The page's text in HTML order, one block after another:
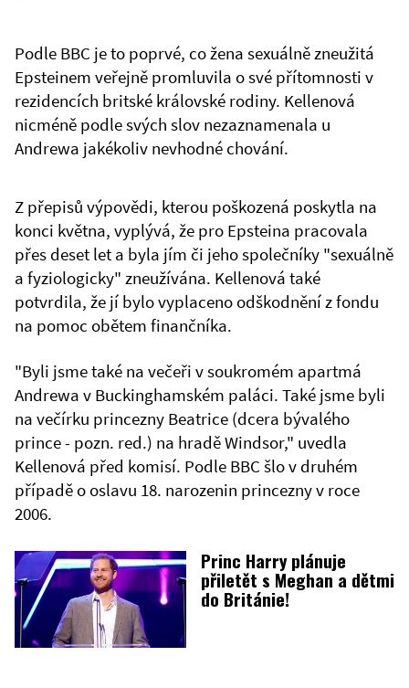
Podle BBC je to poprvé, co žena sexuálně zneužitá
Epsteinem veřejně promluvila o své přítomnosti v
rezidencích britské královské rodiny. Kellenová
nicméně podle svých slov nezaznamenala u
Andrewa jakékoliv nevhodné chování.
Z přepisů výpovědi, kterou poškozená poskytla na
konci května, vyplývá, že pro Epsteina pracovala
přes deset let a byla jím či jeho společníky "sexuálně
a fyziologicky" zneužívána. Kellenová také
potvrdila, že jí bylo vyplaceno odškodnění z fondu
na pomoc obětem finančníka.
"Byli jsme také na večeři v soukromém apartmá
Andrewa v Buckinghamském paláci. Také jsme byli
na večírku princezny Beatrice (dcera bývalého
prince - pozn. red.) na hradě Windsor," uvedla
Kellenová před komisí. Podle BBC šlo v druhém
případě o oslavu 18. narozenin princezny v roce
2006.
Princ Harry plánuje
přiletět s Meghan a dětmi
do Británie!